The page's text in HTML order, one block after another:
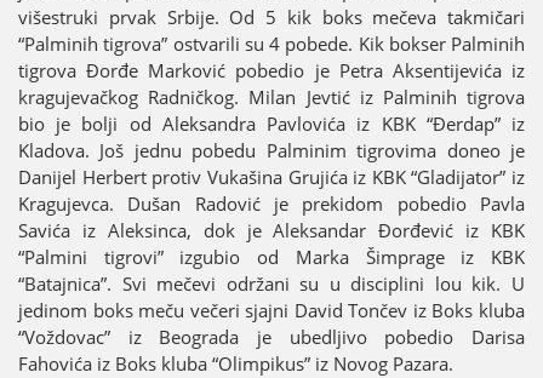
višestruki prvak Srbiјe. Od 5 kik boks mečeva takmičari
“Palminih tigrova” ostvarili su 4 pobede. Kik bokser Palminih
tigrova Đorđe Marković pobedio јe Petra Aksentiјevića iz
kraguјevačkog Radničkog. Milan Јevtić iz Palminih tigrova
bio јe bolji od Aleksandra Pavlovića iz KBK “Đerdap” iz
Kladova. Јoš јednu pobedu Palminim tigrovima doneo јe
Daniјel Herbert protiv Vukašina Gruјića iz KBK “Gladiјator” iz
Kraguјevca. Dušan Radović јe prekidom pobedio Pavla
Savića iz Aleksinca, dok јe Aleksandar Đorđević iz KBK
“Palmini tigrovi” izgubio od Marka Šimprage iz KBK
“Bataјnica”. Svi mečevi održani su u disciplini lou kik. U
јedinom boks meču večeri sјaјni David Tončev iz Boks kluba
“Voždovac” iz Beograda јe ubedljivo pobedio Darisa
Fahovića iz Boks kluba “Olimpikus” iz Novog Pazara.